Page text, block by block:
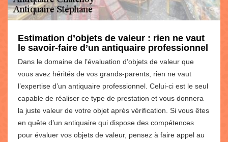
Estimation d’objets de valeur : rien ne vaut
le savoir-faire d’un antiquaire professionnel
Dans le domaine de l’évaluation d’objets de valeur que
vous avez hérités de vos grands-parents, rien ne vaut
l’expertise d’un antiquaire professionnel. Celui-ci est le seul
capable de réaliser ce type de prestation et vous donnera
la juste valeur de votre objet après vérification. Si vous êtes
en quête d’un antiquaire qui dispose des compétences
pour évaluer vos objets de valeur, pensez à faire appel au